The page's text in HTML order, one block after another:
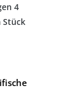
4
Stück